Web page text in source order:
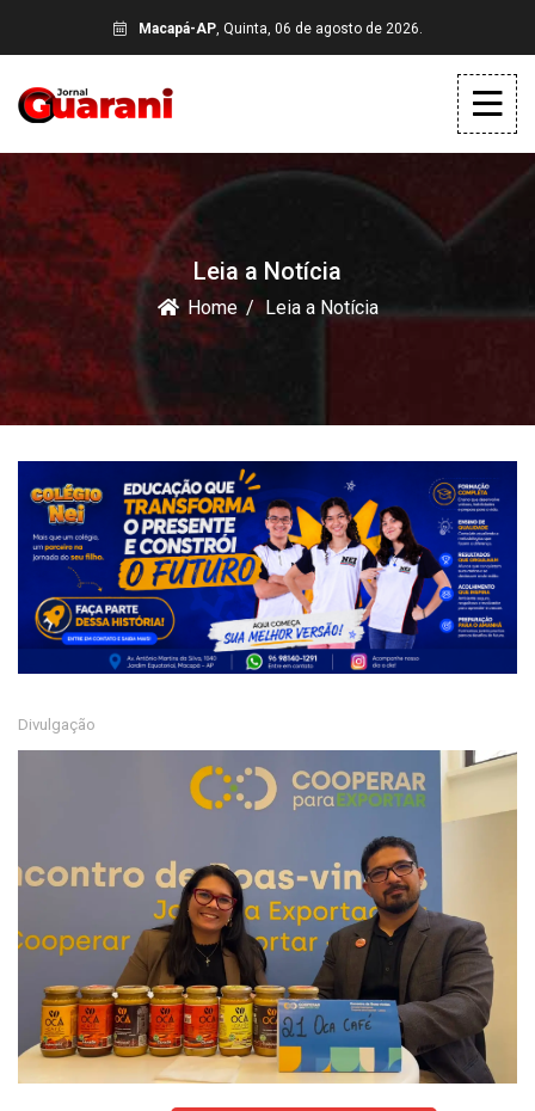
Macapá-AP, Quinta, 06 de agosto de 2026.
Leia a Notícia
Home Leia a Notícia
Divulgação